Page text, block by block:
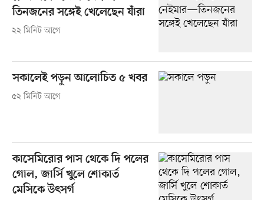
তিনজনের সঙ্গেই খেলেছেন যাঁরা
২২ মিনিট আগে
সকালেই পড়ুন আলোচিত ৫ খবর
৫২ মিনিট আগে
কাসেমিরোর পাস থেকে দি পলের
গোল, জার্সি খুলে শোকার্ত
মেসিকে উৎসর্গ